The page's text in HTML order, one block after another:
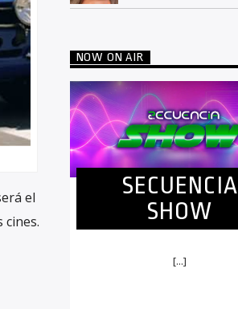
el
cines.
NOW ON AIR
SECUENCIA
SHOW
[...]